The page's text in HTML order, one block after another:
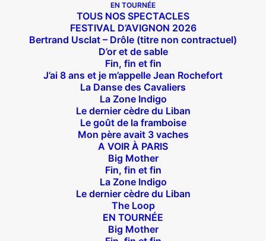
EN TOURNÉE
TOUS NOS SPECTACLES
FESTIVAL D’AVIGNON 2026
Bertrand Usclat – Drôle (titre non contractuel)
D’or et de sable
Fin, fin et fin
J’ai 8 ans et je m’appelle Jean Rochefort
La Danse des Cavaliers
La Zone Indigo
Le dernier cèdre du Liban
Le goût de la framboise
Mon père avait 3 vaches
A VOIR À PARIS
Big Mother
Fin, fin et fin
La Zone Indigo
Le dernier cèdre du Liban
The Loop
EN TOURNÉE
Big Mother